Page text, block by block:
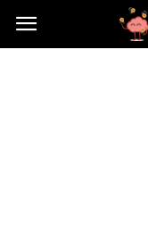
Ruszglowa.pl